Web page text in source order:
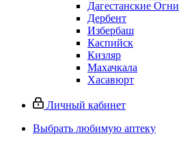
Дагестанские Огни
Дербент
Избербаш
Каспийск
Кизляр
Махачкала
Хасавюрт
Личный кабинет
Выбрать любимую аптеку